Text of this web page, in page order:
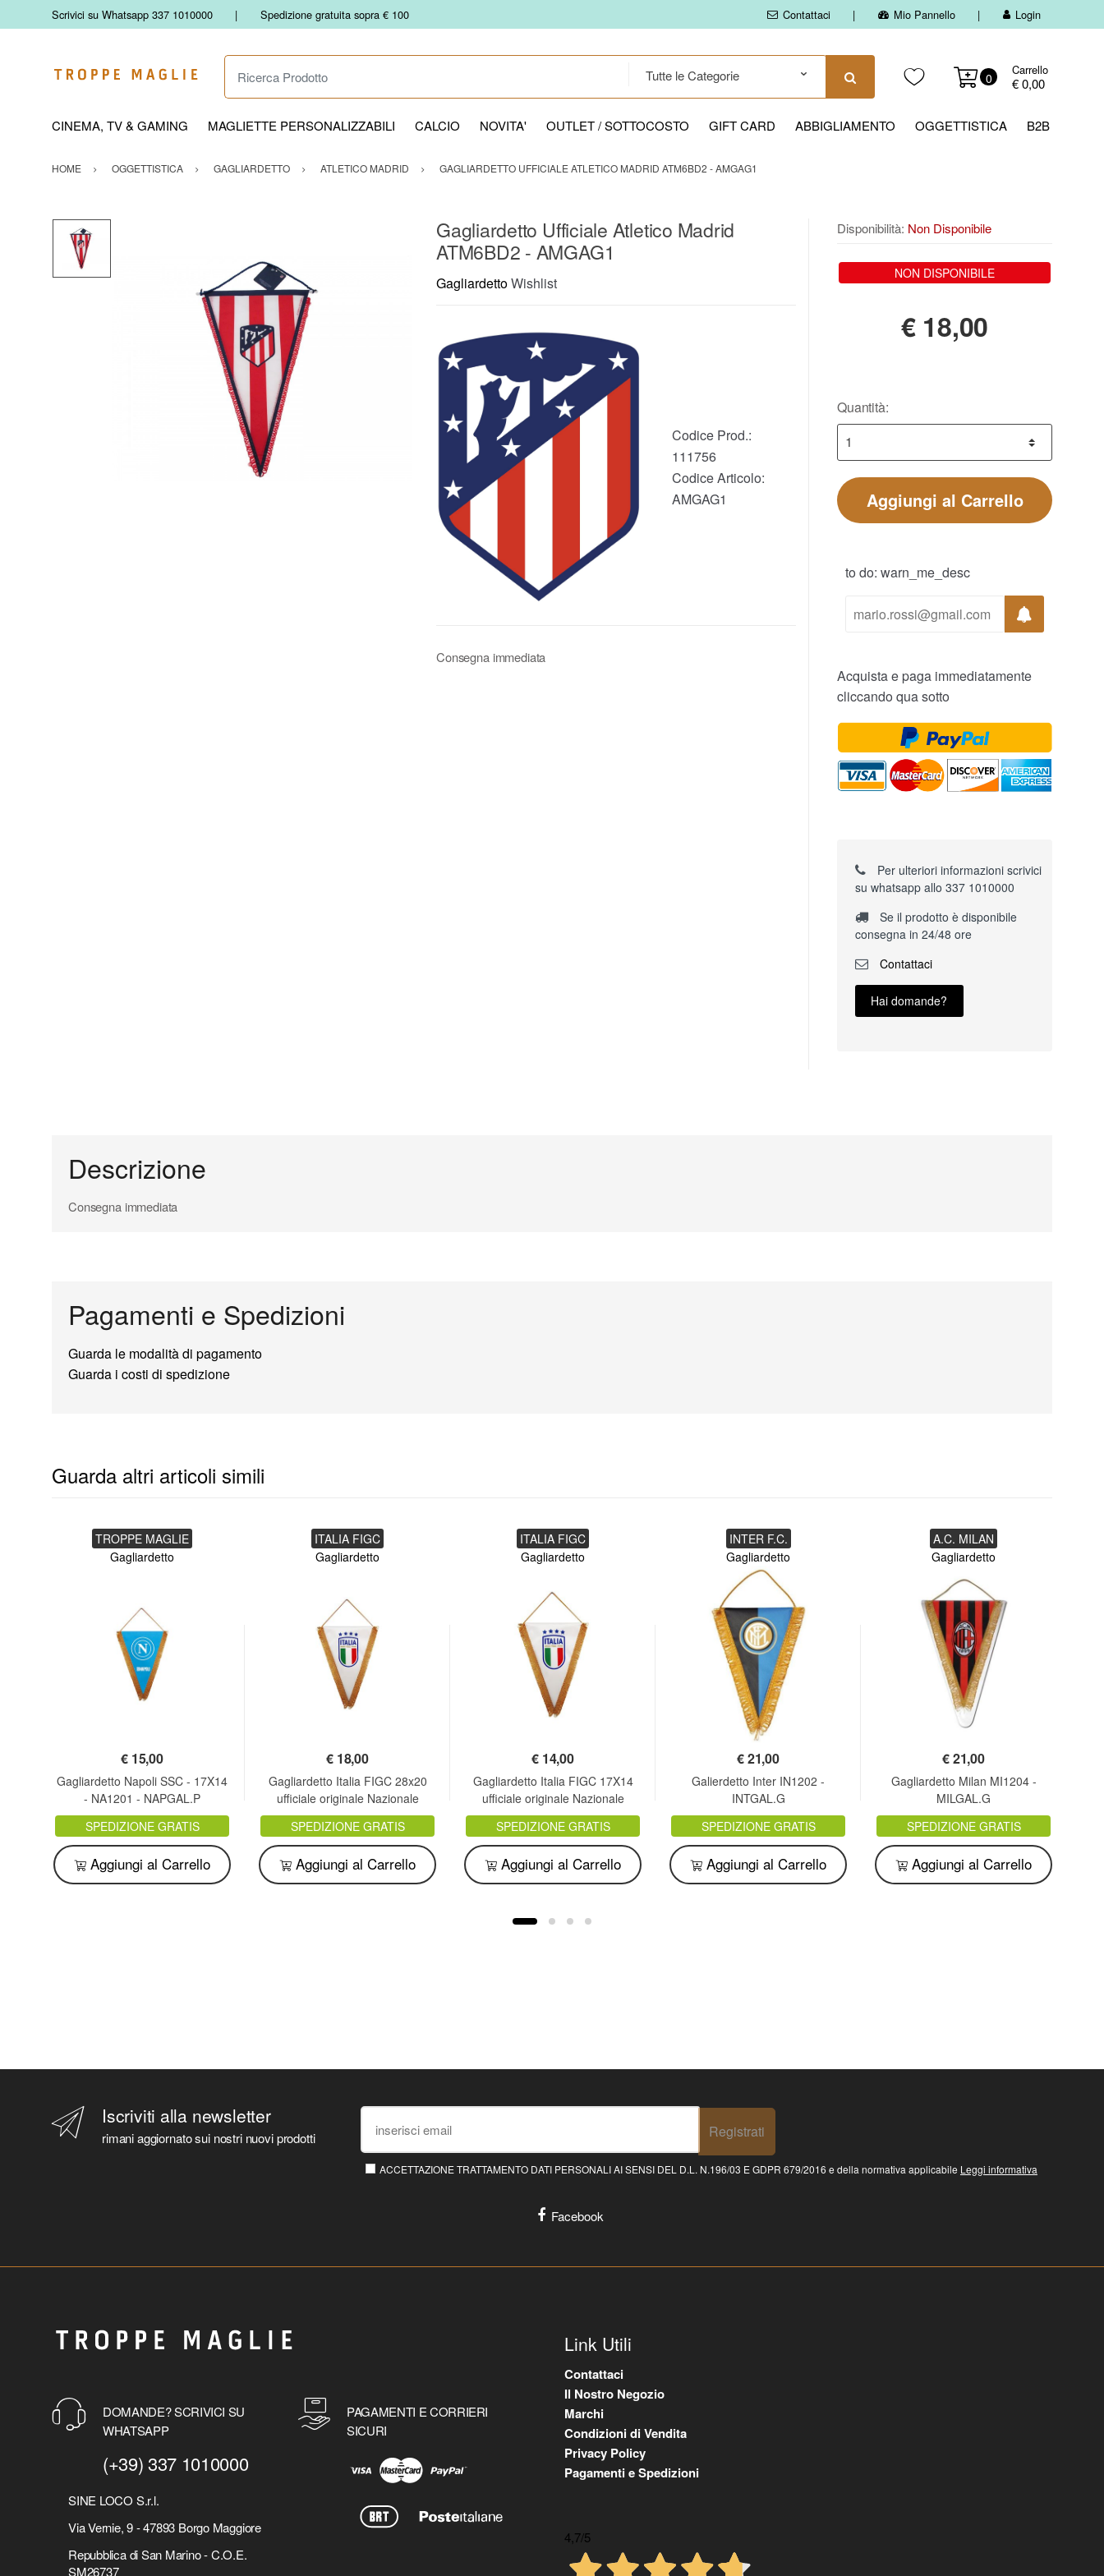
Scrivici su Whatsapp 337 1010000 Spedizione gratuita sopra € 100 Contattaci Mio Pannello Login
Ricerca Prodotto
0
Carrello
€ 0,00
CINEMA, TV & GAMING MAGLIETTE PERSONALIZZABILI CALCIO NOVITA' OUTLET / SOTTOCOSTO GIFT CARD ABBIGLIAMENTO OGGETTISTICA B2B
HOME OGGETTISTICA GAGLIARDETTO ATLETICO MADRID GAGLIARDETTO UFFICIALE ATLETICO MADRID ATM6BD2 - AMGAG1
Gagliardetto Ufficiale Atletico Madrid
ATM6BD2 - AMGAG1
GagliardettoWishlist
Codice Prod.:
111756
Codice Articolo:
AMGAG1
Consegna immediata
Disponibilità: Non Disponibile
NON DISPONIBILE
€ 18,00
Quantità:
Aggiungi al Carrello
to do: warn_me_desc
Acquista e paga immediatamente
cliccando qua sotto
Per ulteriori informazioni scrivici
su whatsapp allo 337 1010000
Se il prodotto è disponibile
consegna in 24/48 ore
Contattaci
Hai domande?
Descrizione
Consegna immediata
Pagamenti e Spedizioni
Guarda le modalità di pagamento
Guarda i costi di spedizione
Guarda altri articoli simili
TROPPE MAGLIE
Gagliardetto
€ 15,00
Gagliardetto Napoli SSC - 17X14
- NA1201 - NAPGAL.P
SPEDIZIONE GRATIS
Aggiungi al Carrello
ITALIA FIGC
Gagliardetto
€ 18,00
Gagliardetto Italia FIGC 28x20
ufficiale originale Nazionale
Federazione
SPEDIZIONE GRATIS
Aggiungi al Carrello
ITALIA FIGC
Gagliardetto
€ 14,00
Gagliardetto Italia FIGC 17X14
ufficiale originale Nazionale
Federazione
SPEDIZIONE GRATIS
Aggiungi al Carrello
INTER F.C.
Gagliardetto
€21,00
Galierdetto Inter IN1202 -
INTGAL.G
SPEDIZIONE GRATIS
Aggiungi al Carrello
A.C. MILAN
Gagliardetto
€21,00
Gagliardetto Milan MI1204 -
MILGAL.G
SPEDIZIONE GRATIS
Aggiungi al Carrello
Iscriviti alla newsletter
rimani aggiornato sui nostri nuovi prodotti Registrati
ACCETTAZIONE TRATTAMENTO DATI PERSONALI AI SENSI DEL D.L. N.196/03 E GDPR 679/2016 e della normativa applicabile Leggi informativa
Facebook
DOMANDE? SCRIVICI SU
WHATSAPP
(+39) 337 1010000
SINE LOCO S.r.l.
Via Vernie, 9 - 47893 Borgo Maggiore
Repubblica di San Marino - C.O.E.
SM26737
PAGAMENTI E CORRIERI
SICURI
Link Utili
Contattaci
Il Nostro Negozio
Marchi
Condizioni di Vendita
Privacy Policy
Pagamenti e Spedizioni
4,7/5